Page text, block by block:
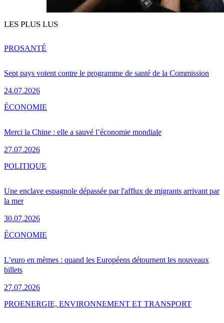
LES PLUS LUS
Sept pays votent contre le programme de santé de la Commission
24.07.2026
PROSANTÉ
Merci la Chine : elle a sauvé l’économie mondiale
27.07.2026
ÉCONOMIE
Une enclave espagnole dépassée par l'afflux de migrants arrivant par
la mer
30.07.2026
POLITIQUE
L’euro en mèmes : quand les Européens détournent les nouveaux
billets
27.07.2026
ÉCONOMIE
PROENERGIE, ENVIRONNEMENT ET TRANSPORT